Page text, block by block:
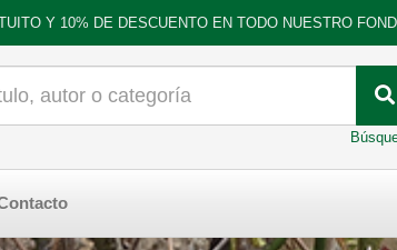
Y 10% DE DESCUENTO EN TODO NUESTRO